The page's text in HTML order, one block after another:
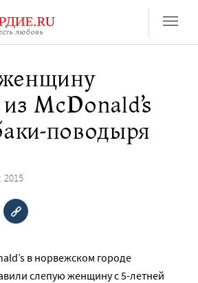
McDonald’s
поводыря
2015
в норвежском городе
слепую женщину с 5-летней